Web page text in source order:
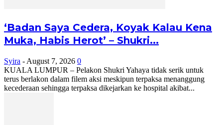
‘Badan Saya Cedera, Koyak Kalau Kena
Muka, Habis Herot’ – Shukri...
Syira - August 7, 2026 0
KUALA LUMPUR – Pelakon Shukri Yahaya tidak serik untuk
terus berlakon dalam filem aksi meskipun terpaksa menanggung
kecederaan sehingga terpaksa dikejarkan ke hospital akibat...